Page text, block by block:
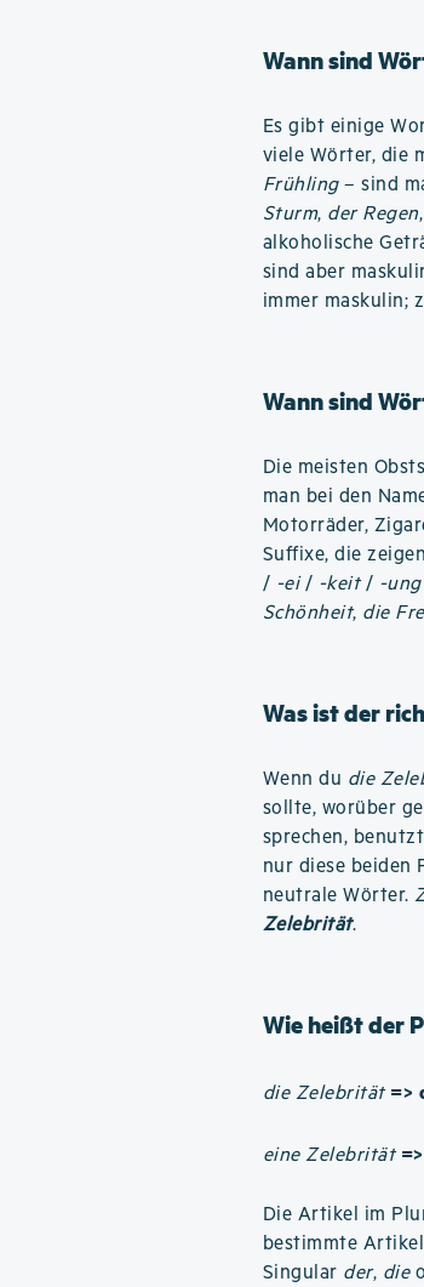
Wann sind
Es gibt einige
viele Wörter, die
Frühling– sind
Sturm, der Regen
alkoholische
sind aber
immer maskulin;
Wann sind
Die meisten
man bei den
Motorräder,
Suffixe, die
/ -ei/ -keit/ -ung
Schönheit, die
Was ist der
Wenn du die
sollte, worüber
sprechen,
nur diese beiden
neutrale Wörter.
Zelebrität.
Wie heißt der
die Zelebrität =>
eine Zelebrität
Die Artikel im
bestimmte
Singular der, die